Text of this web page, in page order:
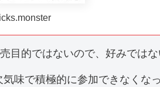
目的ではないので、好みでは
気味で積極的に参加できなくな